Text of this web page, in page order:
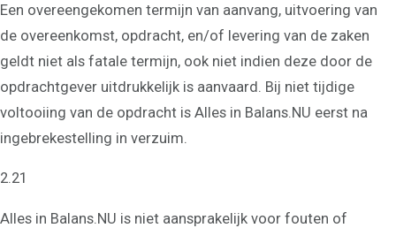
Nieuws en blogs
Wat klanten zeggen
Veelgestelde vragen
Relatievaardigheden
Manifest
Een overeengekomen termijn van aanvang, uitvoering van
de overeenkomst, opdracht, en/of levering van de zaken
geldt niet als fatale termijn, ook niet indien deze door de
opdrachtgever uitdrukkelijk is aanvaard. Bij niet tijdige
voltooiing van de opdracht is Alles in Balans.NU eerst na
ingebrekestelling in verzuim.
2.21
Alles in Balans.NU is niet aansprakelijk voor fouten of